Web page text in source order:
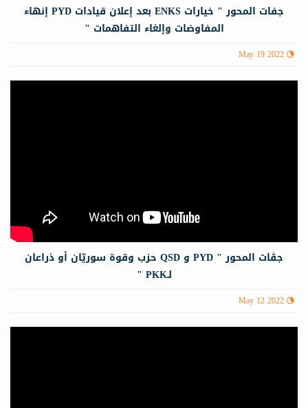
جفات المحور " خيارات ENKS بعد إعلان قيادات PYD إنهاء
المفاوضات وإلغاء التفاهمات "
May 19 2022
جڤات المحور " PYD و QSD حزب وقوة سوريّان أو ذراعان
لـPKK "
May 12 2022